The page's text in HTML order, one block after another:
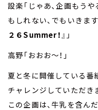
設楽「じゃあ、企画もう
もしれない、でもいきます
２６Summer！』」
高野「おおお～！」
夏と冬に開催している番
チャレンジしていただき
この企画は、牛乳を含ん